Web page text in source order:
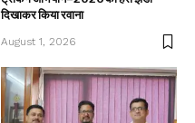
दिखाकर किया रवाना
August 1, 2026